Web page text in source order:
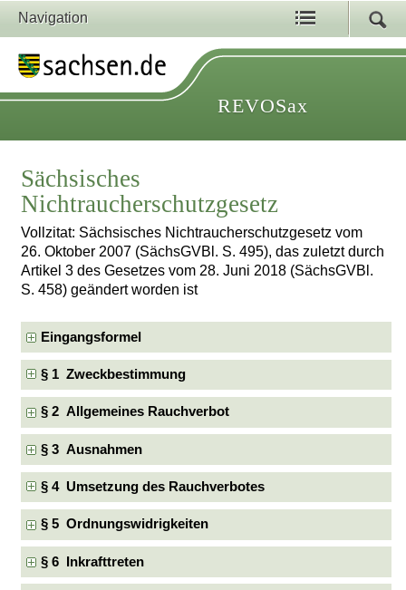
Navigation
REVOSax
Sächsisches
Nichtraucherschutzgesetz
Vollzitat: Sächsisches Nichtraucherschutzgesetz vom
26. Oktober 2007 (SächsGVBl. S. 495), das zuletzt durch
Artikel 3 des Gesetzes vom 28. Juni 2018 (SächsGVBl.
S. 458) geändert worden ist
Eingangsformel
§ 1 Zweckbestimmung
§ 2 Allgemeines Rauchverbot
§ 3 Ausnahmen
§ 4 Umsetzung des Rauchverbotes
§ 5 Ordnungswidrigkeiten
§ 6 Inkrafttreten